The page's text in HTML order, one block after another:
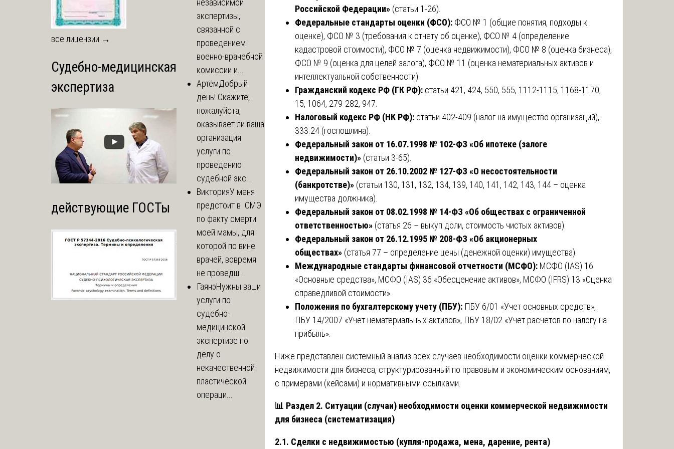
Российской Федерации» (статьи 1-26).
Федеральные стандарты оценки (ФСО): ФСО № 1 (общие понятия, подходы к
оценке), ФСО № 3 (требования к отчету об оценке), ФСО № 4 (определение
кадастровой стоимости), ФСО № 7 (оценка недвижимости), ФСО № 8 (оценка бизнеса),
ФСО № 9 (оценка для целей залога), ФСО № 11 (оценка нематериальных активов и
интеллектуальной собственности).
Гражданский кодекс РФ (ГК РФ): статьи 421, 424, 550, 555, 1112-1115, 1168-1170,
15, 1064, 279-282, 947.
Налоговый кодекс РФ (НК РФ): статьи 402-409 (налог на имущество организаций),
333.24 (госпошлина).
Федеральный закон от 16.07.1998 № 102-ФЗ «Об ипотеке (залоге
недвижимости)» (статьи 3-65).
Федеральный закон от 26.10.2002 № 127-ФЗ «О несостоятельности
(банкротстве)» (статьи 130, 131, 132, 134, 139, 140, 141, 142, 143, 144 – оценка
имущества должника).
Федеральный закон от 08.02.1998 № 14-ФЗ «Об обществах с ограниченной
ответственностью» (статья 26 – выкуп доли, стоимость чистых активов).
Федеральный закон от 26.12.1995 № 208-ФЗ «Об акционерных
обществах» (статья 77 – определение цены (денежной оценки) имущества).
Международные стандарты финансовой отчетности (МСФО): МСФО (IAS) 16
«Основные средства», МСФО (IAS) 36 «Обесценение активов», МСФО (IFRS) 13 «Оценка
справедливой стоимости».
Положения по бухгалтерскому учету (ПБУ): ПБУ 6/01 «Учет основных средств»,
ПБУ 14/2007 «Учет нематериальных активов», ПБУ 18/02 «Учет расчетов по налогу на
прибыль».
Ниже представлен системный анализ всех случаев необходимости оценки коммерческой
недвижимости для бизнеса, структурированный по правовым и экономическим основаниям,
с примерами (кейсами) и нормативными ссылками.
📊 Раздел 2. Ситуации (случаи) необходимости оценки коммерческой недвижимости
для бизнеса (систематизация)
2.1. Сделки с недвижимостью (купля-продажа, мена, дарение, рента)
все лицензии →
Судебно-медицинская
экспертиза
действующие ГОСТы
независимой
экспертизы,
связанной с
проведением
военно-врачебной
комиссии и...
АртёмДобрый
день! Скажите,
пожалуйста,
оказывает ли ваша
организация
услуги по
проведению
судебной экс...
ВикторияУ меня
предстоит в СМЭ
по факту смерти
моей мамы, для
которой по вине
врачей, вовремя
не проведш...
ГаянэНужны ваши
услуги по
судебно-
медицинской
экспертизе по
делу о
некачественной
пластической
операци...